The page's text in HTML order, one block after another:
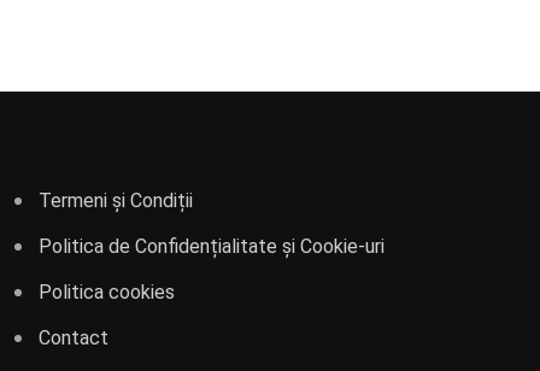
Termeni și Condiții
Politica de Confidențialitate și Cookie-uri
Politica cookies
Contact